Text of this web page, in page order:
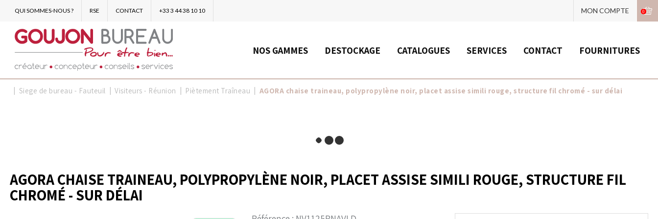
QUI SOMMES-NOUS ? RSE CONTACT +33 3 44 38 10 10 MON COMPTE 0
NOS GAMMES DESTOCKAGE CATALOGUES SERVICES CONTACT FOURNITURES
Siege de bureau - Fauteuil Visiteurs - Réunion Piètement Traîneau AGORA chaise traineau, polypropylène noir, placet assise simili rouge, structure fil chromé - sur délai
AGORA CHAISE TRAINEAU, POLYPROPYLÈNE NOIR, PLACET ASSISE SIMILI ROUGE, STRUCTURE FIL
CHROMÉ - SUR DÉLAI